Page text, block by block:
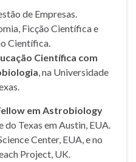
de Empresas.
Ficção Científica e
Científica.
Científica com
, na Universidade
em Astrobiology
do Texas em Austin, EUA.
Center, EUA, e no
Project, UK.